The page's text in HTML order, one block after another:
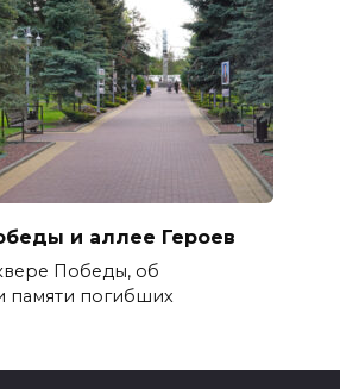
и аллее Героев
Победы, об
памяти погибших